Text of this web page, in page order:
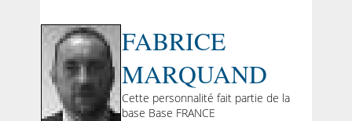
FABRICE
MARQUAND
Cette personnalité fait partie de la
base Base FRANCE